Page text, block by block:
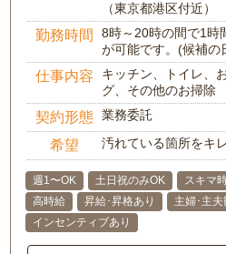
（東京都港区付近）
勤務時間
8時～20時の間で1時
が可能です。(候補の
仕事内容
キッチン、トイレ、
グ、その他のお掃除
契約形態 業務委託
希望 汚れている箇所をキ
週1〜OK 土日祝のみOK スキマ
高時給
昇給･昇格あり 主婦･主夫
インセンティブあり